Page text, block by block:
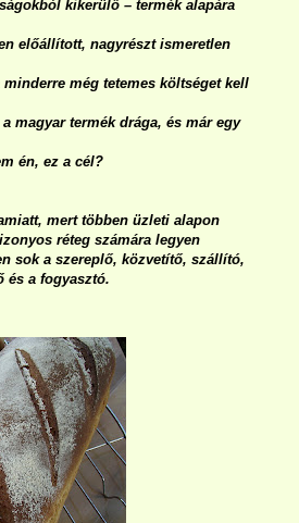
kikerülő – termék alapára
előállított, nagyrészt ismeretlen
még tetemes költséget kell
magyar termék drága, és már egy
én, ez a cél?
mert többen üzleti alapon
réteg számára legyen
sok a szereplő, közvetítő, szállító,
és a fogyasztó.